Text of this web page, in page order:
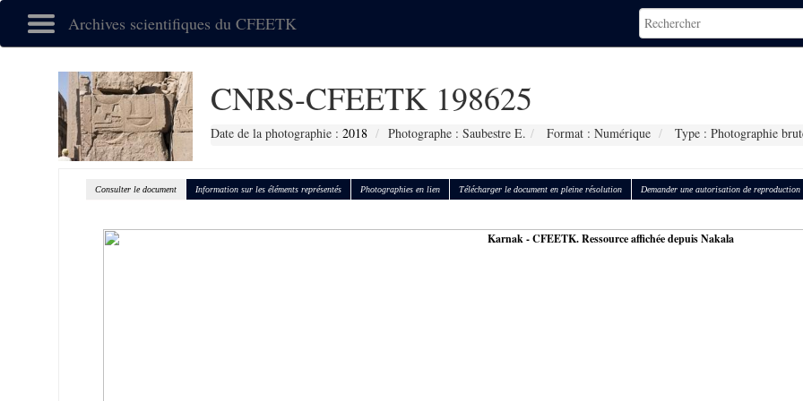
Archives scientifiques du CFEETK
CNRS-CFEETK 198625
Date de la photographie :2018 Photographe : Saubestre E. Format : Numérique Type : Photographie
Consulter le document Information sur les éléments représentés Photographies en lien Télécharger le document en pleine résolution Demander une autorisation de reproduction